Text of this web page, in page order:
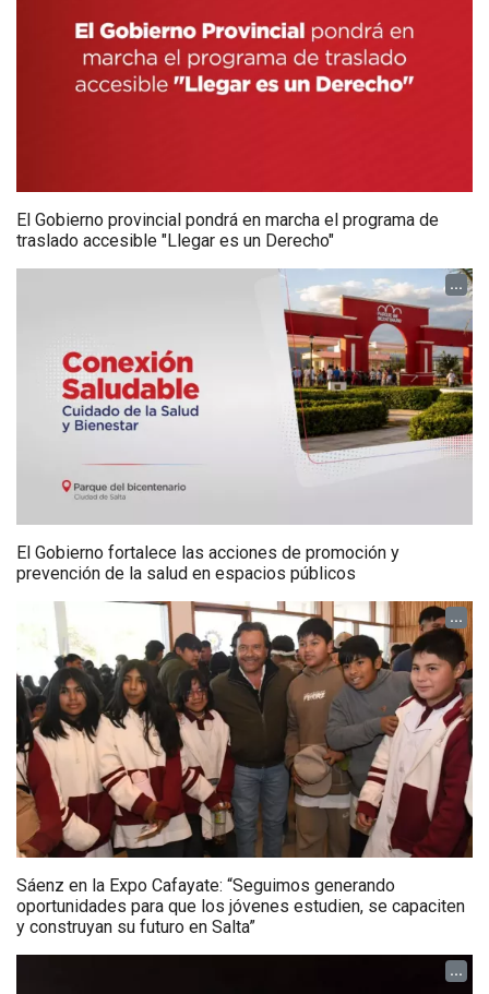
El Gobierno provincial pondrá en marcha el programa de
traslado accesible "Llegar es un Derecho"
...
El Gobierno fortalece las acciones de promoción y
prevención de la salud en espacios públicos
...
Sáenz en la Expo Cafayate: “Seguimos generando
oportunidades para que los jóvenes estudien, se capaciten
y construyan su futuro en Salta”
...